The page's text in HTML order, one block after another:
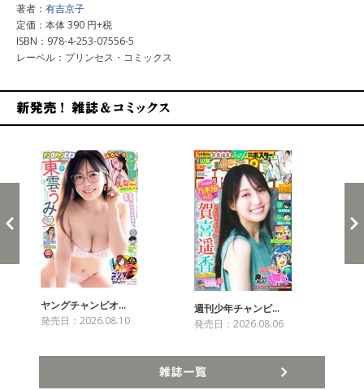
著者： 有吉京子
定価：本体 390 円+税
ISBN：978-4-253-07556-5
レーベル：プリンセス・コミックス
ヤングチャンピオ…
発売日：2026.08.10
週刊少年チャンピ…
発売日：2026.08.06